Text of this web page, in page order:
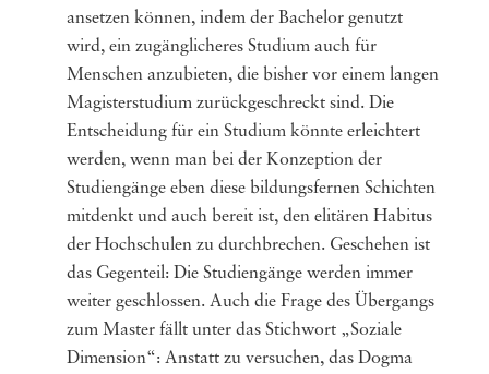
ansetzen können, indem der Bachelor genutzt
wird, ein zugänglicheres Studium auch für
Menschen anzubieten, die bisher vor einem langen
Magisterstudium zurückgeschreckt sind. Die
Entscheidung für ein Studium könnte erleichtert
werden, wenn man bei der Konzeption der
Studiengänge eben diese bildungsfernen Schichten
mitdenkt und auch bereit ist, den elitären Habitus
der Hochschulen zu durchbrechen. Geschehen ist
das Gegenteil: Die Studiengänge werden immer
weiter geschlossen. Auch die Frage des Übergangs
zum Master fällt unter das Stichwort „Soziale
Dimension“: Anstatt zu versuchen, das Dogma